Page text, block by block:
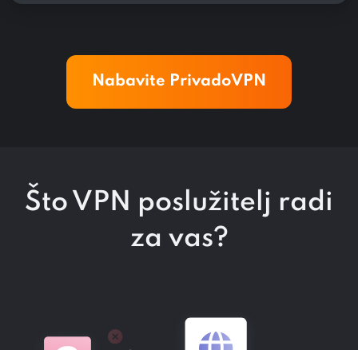
Nabavite PrivadoVPN
Što VPN poslužitelj radi
za vas?